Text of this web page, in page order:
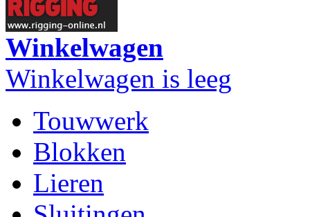
Winkelwagen
Winkelwagen is leeg
Touwwerk
Blokken
Lieren